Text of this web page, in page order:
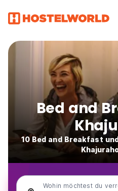
Bed and
10 Bed and Breakfast
Wohin möchtest du